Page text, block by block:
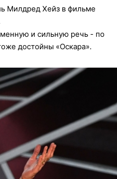
Милдред Хейз в фильме
и сильную речь - по
достойны «Оскара».